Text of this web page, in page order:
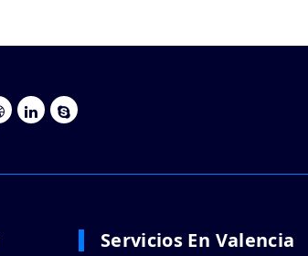
Servicios En Valencia